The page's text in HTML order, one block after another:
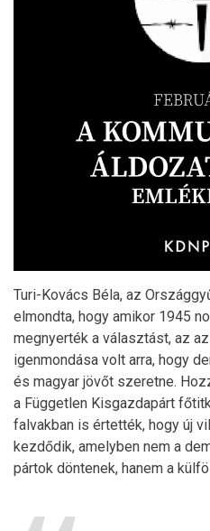
Turi-Kovács Béla, az
elmondta, hogy amikor 1945
megnyerték a választást, az
igenmondása volt arra, hogy
és magyar jövőt szeretne.
a Független Kisgazdapárt
falvakban is értették, hogy új
kezdődik, amelyben nem a
pártok döntenek, hanem a